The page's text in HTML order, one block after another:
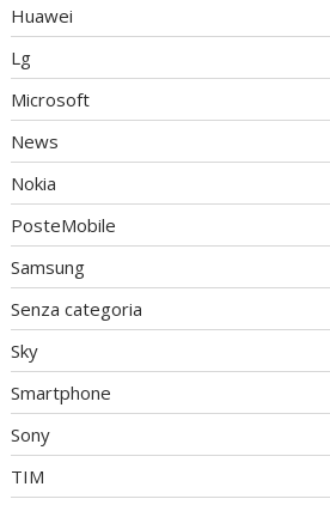
Huawei
Lg
Microsoft
News
Nokia
PosteMobile
Samsung
Senza categoria
Sky
Smartphone
Sony
TIM